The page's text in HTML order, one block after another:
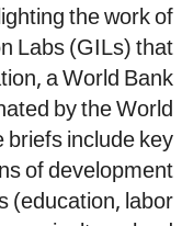
the work
Labs (GILs)
a World
by the
briefs include
of
(education,